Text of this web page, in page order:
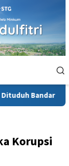
Narkoba
Korupsi